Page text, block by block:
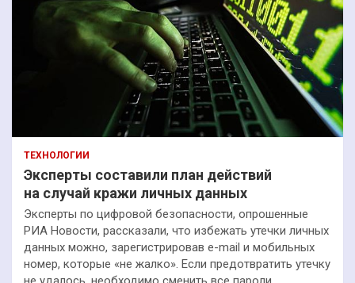
ТЕХНОЛОГИИ
Эксперты составили план действий
на случай кражи личных данных
Эксперты по цифровой безопасности, опрошенные
РИА Новости, рассказали, что избежать утечки личных
данных можно, зарегистрировав e-mail и мобильных
номер, которые «не жалко». Если предотвратить утечку